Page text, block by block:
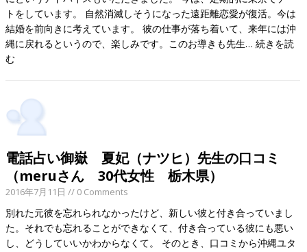
トをしています。 自然消滅しそうになった遠距離恋愛が復活。今は
結婚を前向きに考えています。 彼の仕事が落ち着いて、来年には沖
縄に戻れるというので、楽しみです。このお導きも先生…続きを読
む
電話占い御嶽 夏妃（ナツヒ）先生の口コミ
（meruさん 30代女性 栃木県）
2016年7月11日 // 0 Comments
別れた元彼を忘れられなかったけど、新しい彼と付き合っていまし
た。それでも忘れることができなくて、付き合っている彼にも悪い
し、どうしていいかわからなくて。 そのとき、口コミから沖縄ユタ